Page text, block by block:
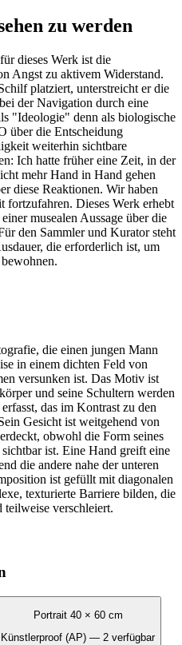
zu werden
dieses Werk ist die
Angst zu aktivem Widerstand.
platziert, unterstreicht er die
der Navigation durch eine
"Ideologie" denn als biologische
über die Entscheidung
weiterhin sichtbare
Ich hatte früher eine Zeit, in der
mehr Hand in Hand gehen
diese Reaktionen. Wir haben
fortzufahren. Dieses Werk erhebt
musealen Aussage über die
den Sammler und Kurator steht
die erforderlich ist, um
die einen jungen Mann
in einem dichten Feld von
versunken ist. Das Motiv ist
und seine Schultern werden
das im Kontrast zu den
Gesicht ist weitgehend von
obwohl die Form seines
ist. Eine Hand greift eine
die andere nahe der unteren
ist gefüllt mit diagonalen
texturierte Barriere bilden, die
verschleiert.
Portrait 40 × 60 cm
Künstlerproof (AP) — 2 verfügbar